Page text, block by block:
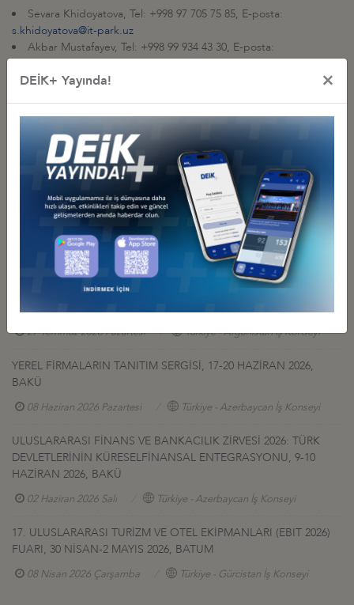
Sevara Khidoyatova, Tel: +998 97 705 75 85, E-posta:
s.khidoyatova@it-park.uz
Akbar Mustafayev, Tel: +998 99 934 43 30, E-posta:
a.mustafayev@it-park.hz
İlgili Dosyalar
TASLAK PROGRAM
Diğer Duyurular
GÜRCİSTAN YATIRIM PROJELERİ HK.
27 Temmuz 2026 Pazartesi Türkiye - Gürcistan İş Konseyi
27 Temmuz 2026 Pazartesi Türkiye - Afganistan İş Konseyi
YEREL FİRMALARIN TANITIM SERGİSİ, 17-20 HAZİRAN 2026,
BAKÜ
08 Haziran 2026 Pazartesi Türkiye - Azerbaycan İş Konseyi
ULUSLARARASI FİNANS VE BANKACILIK ZİRVESİ 2026: TÜRK
DEVLETLERİNİN KÜRESELFİNANSAL ENTEGRASYONU, 9-10
HAZİRAN 2026, BAKÜ
02 Haziran 2026 Salı Türkiye - Azerbaycan İş Konseyi
17. ULUSLARARASI TURİZM VE OTEL EKİPMANLARI (EBIT 2026)
FUARI, 30 NİSAN-2 MAYIS 2026, BATUM
08 Nisan 2026 Çarşamba Türkiye - Gürcistan İş Konseyi
DEİK+ Yayında! ×